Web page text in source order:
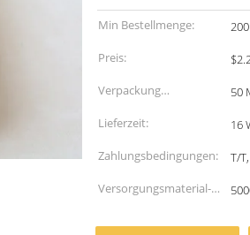
Min Bestellmenge:
Preis:
Verpackung
Informationen:
50
Lieferzeit:
16
Zahlungsbedingungen:
T/
Versorgungsmaterial-